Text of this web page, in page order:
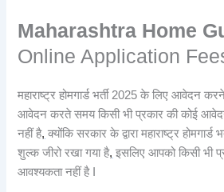
Maharashtra Home
Online Application
महाराष्ट्र होमगार्ड भर्ती 2025 के लिए आवेदन
आवेदन करते समय किसी भी प्रकार की कोई
नहीं है, क्योंकि सरकार के द्वारा महाराष्ट्र
शुल्क जीरो रखा गया है, इसलिए आपको किसी भी
आवश्यकता नहीं है I